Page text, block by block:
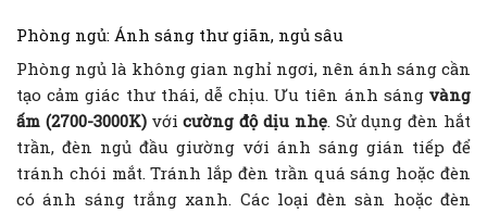
Phòng ngủ: Ánh sáng thư giãn, ngủ sâu
Phòng ngủ là không gian nghỉ ngơi, nên ánh sáng cần
tạo cảm giác thư thái, dễ chịu. Ưu tiên ánh sáng vàng
ấm (2700-3000K)vớicường độ dịu nhẹ. Sử dụng đèn hắt
trần, đèn ngủ đầu giường với ánh sáng gián tiếp để
tránh chói mắt. Tránh lắp đèn trần quá sáng hoặc đèn
có ánh sáng trắng xanh. Các loại đèn sàn hoặc đèn